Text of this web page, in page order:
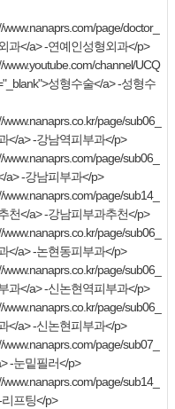
page/doctor_
과</a> -연예인성형외과</p>
channel/UCQ
성형수술</a> -성형수
page/sub06_
</a> -강남역피부과</p>
page/sub06_
a> -강남피부과</p>
page/sub14_
천</a> -강남피부과추천</p>
page/sub06_
</a> -논현동피부과</p>
page/sub06_
과</a> -신논현역피부과</p>
page/sub06_
</a> -신논현피부과</p>
page/sub07_
-눈밑필러</p>
page/sub14_
프팅</p>